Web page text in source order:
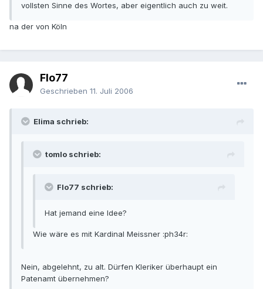
vollsten Sinne des Wortes, aber eigentlich auch zu weit.
na der von Köln
Flo77
Geschrieben 11. Juli 2006
Elima schrieb:
tomlo schrieb:
Flo77 schrieb:
Hat jemand eine Idee?
Wie wäre es mit Kardinal Meissner :ph34r:
Nein, abgelehnt, zu alt. Dürfen Kleriker überhaupt ein
Patenamt übernehmen?